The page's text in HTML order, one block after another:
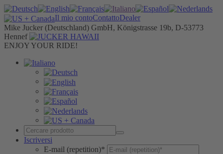
Il mio contoContattoDealer
Mike Jucker (Deutschland) GmbH, Königstrasse 19b, D-53773
Hennef
ENJOY YOUR RIDE!
Iscriversi
E-mail (repetition)*